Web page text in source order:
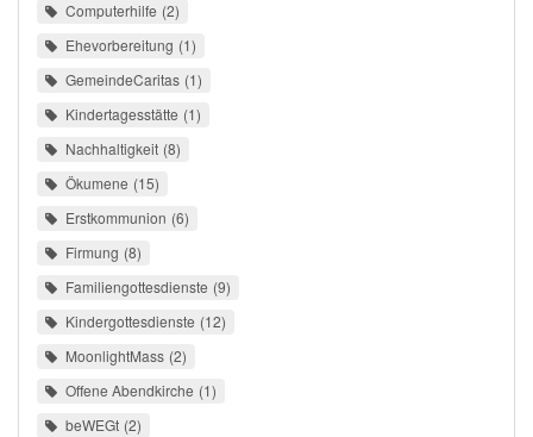
Computerhilfe 2
Ehevorbereitung 1
GemeindeCaritas 1
Kindertagesstätte 1
Nachhaltigkeit 8
Ökumene 15
Erstkommunion 6
Firmung 8
Familiengottesdienste 9
Kindergottesdienste 12
MoonlightMass 2
Offene Abendkirche 1
beWEGt 2